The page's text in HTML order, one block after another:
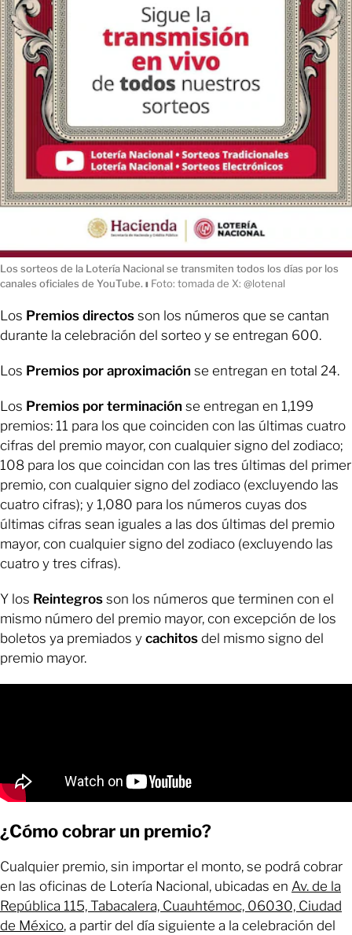
Los sorteos de la Lotería Nacional se transmiten todos los días por los
canales oficiales de YouTube. ı Foto: tomada de X: @lotenal
Los Premios directos son los números que se cantan
durante la celebración del sorteo y se entregan 600.
Los Premios por aproximación se entregan en total 24.
Los Premios por terminación se entregan en 1,199
premios: 11 para los que coinciden con las últimas cuatro
cifras del premio mayor, con cualquier signo del zodiaco;
108 para los que coincidan con las tres últimas del primer
premio, con cualquier signo del zodiaco (excluyendo las
cuatro cifras); y 1,080 para los números cuyas dos
últimas cifras sean iguales a las dos últimas del premio
mayor, con cualquier signo del zodiaco (excluyendo las
cuatro y tres cifras).
Y los Reintegros son los números que terminen con el
mismo número del premio mayor, con excepción de los
boletos ya premiados y cachitos del mismo signo del
premio mayor.
¿Cómo cobrar un premio?
Cualquier premio, sin importar el monto, se podrá cobrar
en las oficinas de Lotería Nacional, ubicadas en Av. de la
República 115, Tabacalera, Cuauhtémoc, 06030, Ciudad
de México, a partir del día siguiente a la celebración del